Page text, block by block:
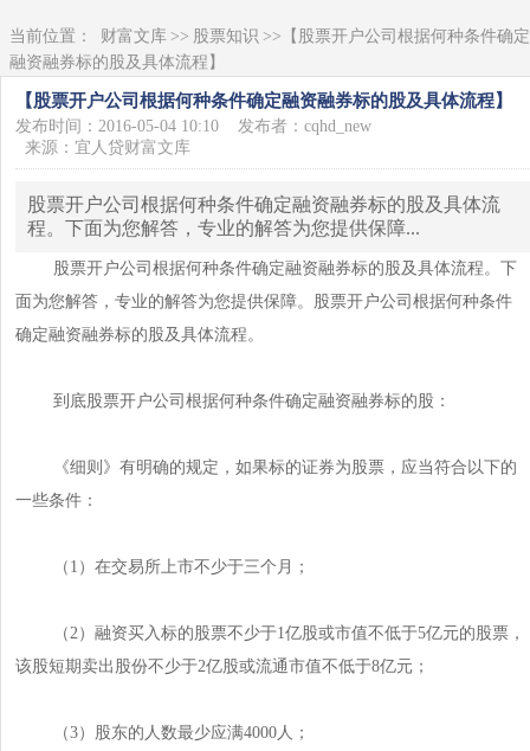
当前位置： 财富文库 >> 股票知识 >>【股票开户公司根据何种条件确定
融资融券标的股及具体流程】
【股票开户公司根据何种条件确定融资融券标的股及具体流程】
发布时间：2016-05-04 10:10
发布者：cqhd_new
来源：宜人贷财富文库
股票开户公司根据何种条件确定融资融券标的股及具体流
程。下面为您解答，专业的解答为您提供保障...
股票开户公司根据何种条件确定融资融券标的股及具体流程。下
面为您解答，专业的解答为您提供保障。股票开户公司根据何种条件
确定融资融券标的股及具体流程。
到底股票开户公司根据何种条件确定融资融券标的股：
《细则》有明确的规定，如果标的证券为股票，应当符合以下的
一些条件：
（1）在交易所上市不少于三个月；
（2）融资买入标的股票不少于1亿股或市值不低于5亿元的股票，
该股短期卖出股份不少于2亿股或流通市值不低于8亿元；
（3）股东的人数最少应满4000人；